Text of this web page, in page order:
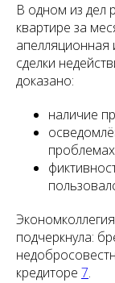
В одном из дел
квартире за
апелляционная
сделки
доказано:
наличие
подчеркнула:
кредиторе 7.